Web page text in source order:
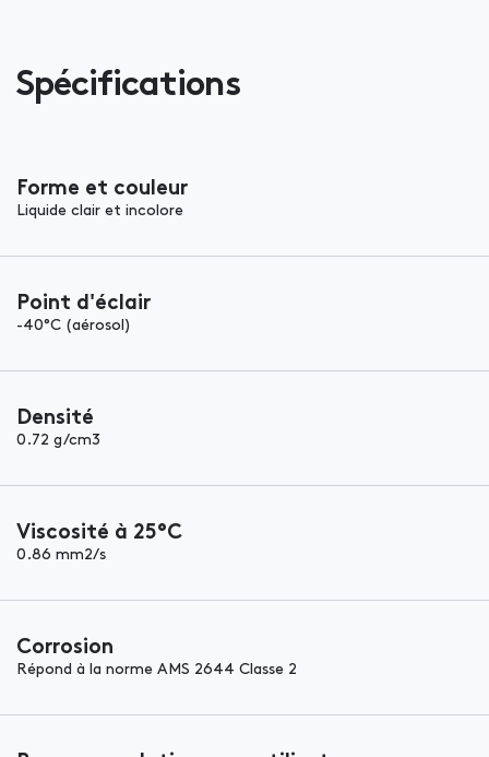
Spécifications
Forme et couleur
Liquide clair et incolore
Point d'éclair
-40°C (aérosol)
Densité
0.72 g/cm3
Viscosité à 25°C
0.86 mm2/s
Corrosion
Répond à la norme AMS 2644 Classe 2